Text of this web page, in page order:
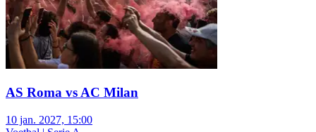
AS Roma vs AC Milan
10 jan. 2027, 15:00